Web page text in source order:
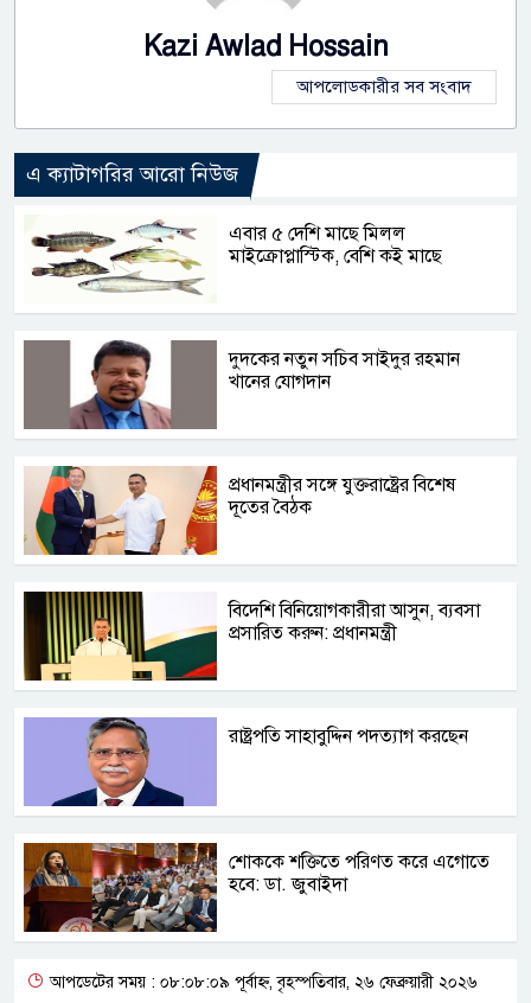
Kazi Awlad Hossain
আপলোডকারীর সব সংবাদ
এ ক্যাটাগরির আরো নিউজ
এবার ৫ দেশি মাছে মিলল
মাইক্রোপ্লাস্টিক, বেশি কই মাছে
দুদকের নতুন সচিব সাইদুর রহমান
খানের যোগদান
প্রধানমন্ত্রীর সঙ্গে যুক্তরাষ্ট্রের বিশেষ
দূতের বৈঠক
বিদেশি বিনিয়োগকারীরা আসুন, ব্যবসা
প্রসারিত করুন: প্রধানমন্ত্রী
রাষ্ট্রপতি সাহাবুদ্দিন পদত্যাগ করছেন
শোককে শক্তিতে পরিণত করে এগোতে
হবে: ডা. জুবাইদা
আপডেটের সময় : ০৮:০৮:০৯ পূর্বাহ্ন, বৃহস্পতিবার, ২৬ ফেব্রুয়ারী ২০২৬